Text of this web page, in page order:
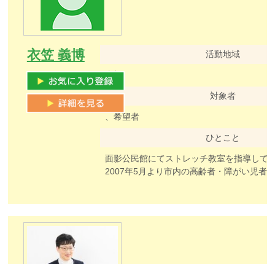
活動地域
東部
対象者
、希望者
ひとこと
面影公民館にてストレッチ教室を指導して
2007年5月より市内の高齢者・障がい児者施設にて歌のボランティア（ギター、ハ
衣笠 義博